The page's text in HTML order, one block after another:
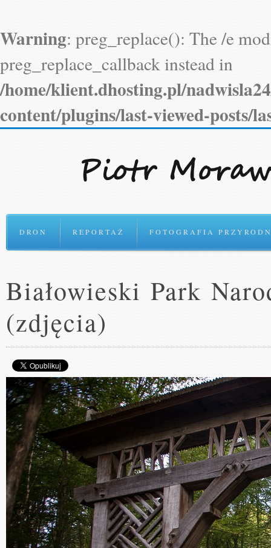
Warning: preg_replace(): The /e
preg_replace_callback instead in
/home/klient.dhosting.pl/
content/plugins/last-viewed-posts/
DRON REPORTAŻ FOTOGRAFIA
Białowieski Park
(zdjęcia)